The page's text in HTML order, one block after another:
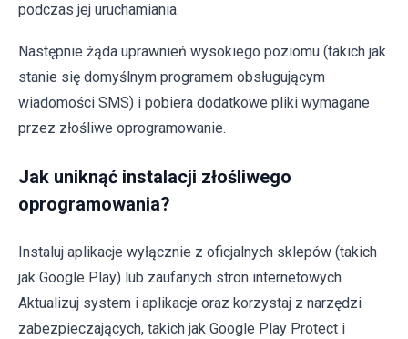
podczas jej uruchamiania.
Następnie żąda uprawnień wysokiego poziomu (takich jak
stanie się domyślnym programem obsługującym
wiadomości SMS) i pobiera dodatkowe pliki wymagane
przez złośliwe oprogramowanie.
Jak uniknąć instalacji złośliwego
oprogramowania?
Instaluj aplikacje wyłącznie z oficjalnych sklepów (takich
jak Google Play) lub zaufanych stron internetowych.
Aktualizuj system i aplikacje oraz korzystaj z narzędzi
zabezpieczających, takich jak Google Play Protect i